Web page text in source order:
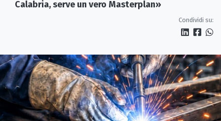
Calabria, serve un vero Masterplan»
Condividi su: